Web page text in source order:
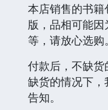
本店销售的书
版，品相可能
等，请放心选购。
付款后，不缺
缺货的情况下
告知。